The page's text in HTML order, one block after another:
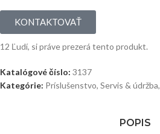
KONTAKTOVAŤ
12 Ľudí, si práve prezerá tento produkt.
Katalógové číslo: 3137
Kategórie: Príslušenstvo, Servis & údržba,
POPIS